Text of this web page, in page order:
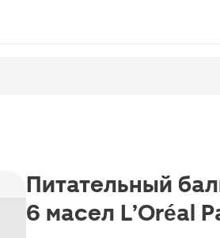
Питательный
6 масел L’Oréal